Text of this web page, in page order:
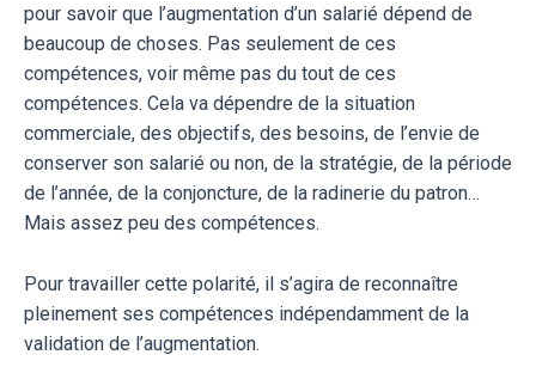
pour savoir que l’augmentation d’un salarié dépend de
beaucoup de choses. Pas seulement de ces
compétences, voir même pas du tout de ces
compétences. Cela va dépendre de la situation
commerciale, des objectifs, des besoins, de l’envie de
conserver son salarié ou non, de la stratégie, de la période
de l’année, de la conjoncture, de la radinerie du patron…
Mais assez peu des compétences.
Pour travailler cette polarité, il s’agira de reconnaître
pleinement ses compétences indépendamment de la
validation de l’augmentation.